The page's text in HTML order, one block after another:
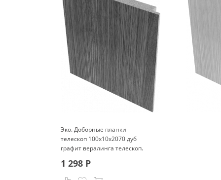
Эко. Доборные планки
телескоп 100x10x2070 дуб
графит вералинга телескоп.
1 298 Р